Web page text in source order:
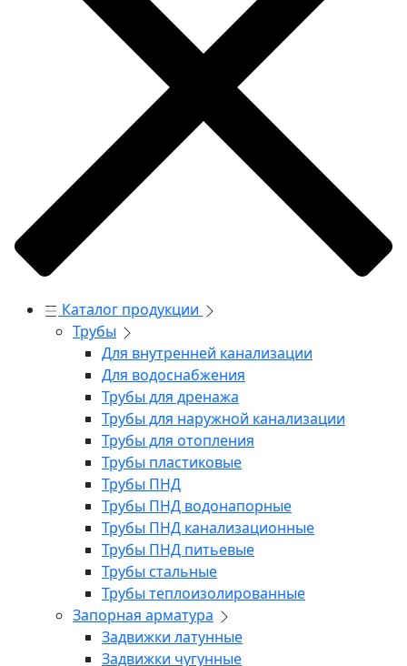
Каталог продукции
Трубы
Для внутренней канализации
Для водоснабжения
Трубы для дренажа
Трубы для наружной канализации
Трубы для отопления
Трубы пластиковые
Трубы ПНД
Трубы ПНД водонапорные
Трубы ПНД канализационные
Трубы ПНД питьевые
Трубы стальные
Трубы теплоизолированные
Запорная арматура
Задвижки латунные
Задвижки чугунные